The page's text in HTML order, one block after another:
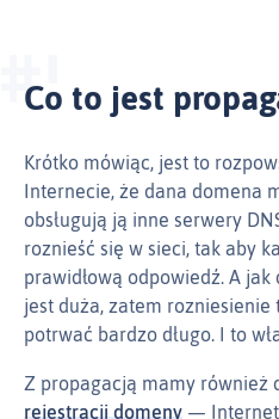
Co to jest
Krótko mówiąc, jest to
Internecie, że dana domena
obsługują ją inne serwery
roznieść się w sieci, tak aby
prawidłową odpowiedź. A
jest duża, zatem
potrwać bardzo długo. I to
Z propagacją mamy również
rejestracji domeny — Internet